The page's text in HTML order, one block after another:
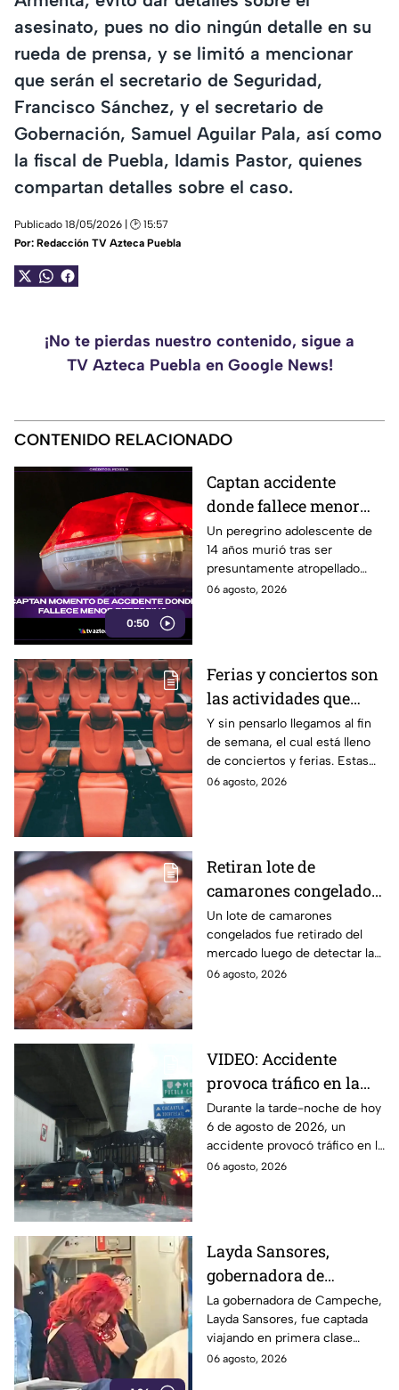
asesinato, pues no dio ningún detalle en su
rueda de prensa, y se limitó a mencionar
que serán el secretario de Seguridad,
Francisco Sánchez, y el secretario de
Gobernación, Samuel Aguilar Pala, así como
la fiscal de Puebla, Idamis Pastor, quienes
compartan detalles sobre el caso.
Publicado 18/05/2026 | 🕑 15:57
Por: Redacción TV Azteca Puebla
¡No te pierdas nuestro contenido, sigue a
TV Azteca Puebla en Google News!
CONTENIDO RELACIONADO
0:50
Captan accidente
donde fallece menor
peregrino en Estado de
México
Un peregrino adolescente de
14 años murió tras ser
presuntamente atropellado
mientras entrenaba en
06 agosto, 2026
Ferias y conciertos son
las actividades que
habrá en Puebla del 7 al
9 de agosto
Y sin pensarlo llegamos al fin
de semana, el cual está lleno
de conciertos y ferias. Estas
son las actividades que habrá
06 agosto, 2026
Retiran lote de
camarones congelados
por riesgo sanitario;
detectan salmonella en
España
Un lote de camarones
congelados fue retirado del
mercado luego de detectar la
presencia de salmonella, una
06 agosto, 2026
VIDEO: Accidente
provoca tráfico en la
autopista México-
Puebla HOY
Durante la tarde-noche de hoy
6 de agosto de 2026, un
accidente provocó tráfico en la
autopista México-Puebla. Aquí
06 agosto, 2026
Layda Sansores,
gobernadora de
Campeche, fue captada
viajando en primera
clase rumbo a Madrid
junto a su hermana,
La gobernadora de Campeche,
Layda Sansores, fue captada
viajando en primera clase
rumbo a Madrid junto a su
06 agosto, 2026